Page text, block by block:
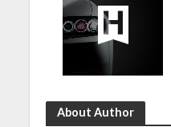
About Author